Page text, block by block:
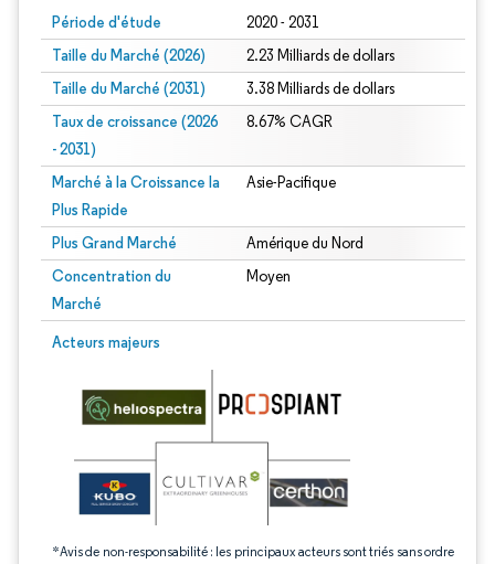
Période d'étude 2020 - 2031
Taille du Marché (2026) 2.23 Milliards de dollars
Taille du Marché (2031) 3.38 Milliards de dollars
Taux de croissance (2026
- 2031)
8.67% CAGR
Marché à la Croissance la
Plus Rapide
Asie-Pacifique
Plus Grand Marché Amérique du Nord
Concentration du
Marché
Moyen
Acteurs majeurs
*Avis de non-responsabilité : les principaux acteurs sont triés sans ordre
Image © Mordor Intelligence. La réutilisation nécessite une attribution sous CC